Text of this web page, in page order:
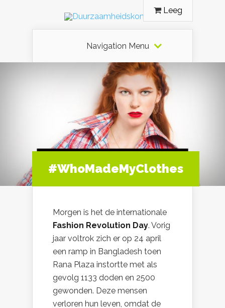
Leeg
Navigation Menu
#WhoMadeMyClothes
Morgen is het de internationale
Fashion Revolution Day. Vorig
jaar voltrok zich er op 24 april
een ramp in Bangladesh toen
Rana Plaza instortte met als
gevolg 1133 doden en 2500
gewonden. Deze mensen
verloren hun leven, omdat de